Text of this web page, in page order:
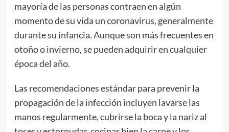
mayoría de las personas contraen en algún
momento de su vida un coronavirus, generalmente
durante su infancia. Aunque son más frecuentes en
otoño o invierno, se pueden adquirir en cualquier
época del año.
Las recomendaciones estándar para prevenir la
propagación de la infección incluyen lavarse las
manos regularmente, cubrirse la boca y la nariz al